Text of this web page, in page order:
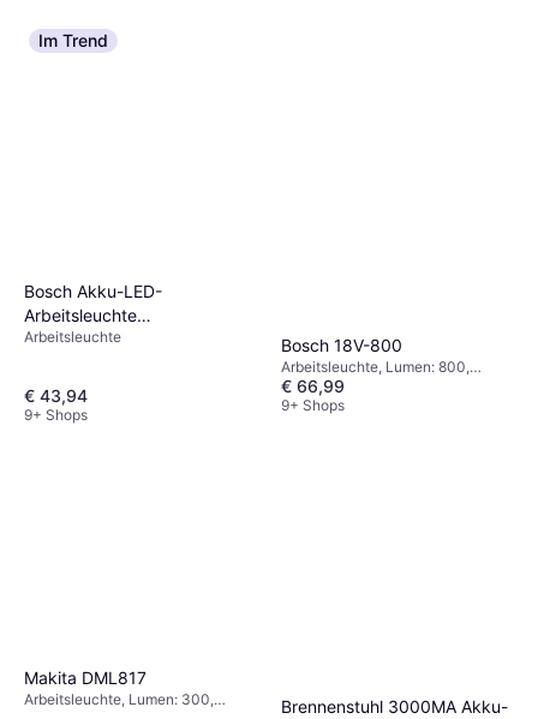
Im Trend
Bosch Akku-LED-
Arbeitsleuchte
UniversalWorkLight 18V-
Arbeitsleuchte
€ 43,94
9+ Shops
Bosch 18V-800
Arbeitsleuchte, Lumen: 800,
Gewicht: 500g
€ 66,99
9+ Shops
Makita DML817
Arbeitsleuchte, Lumen: 300,
Brennenstuhl 3000MA Akku-